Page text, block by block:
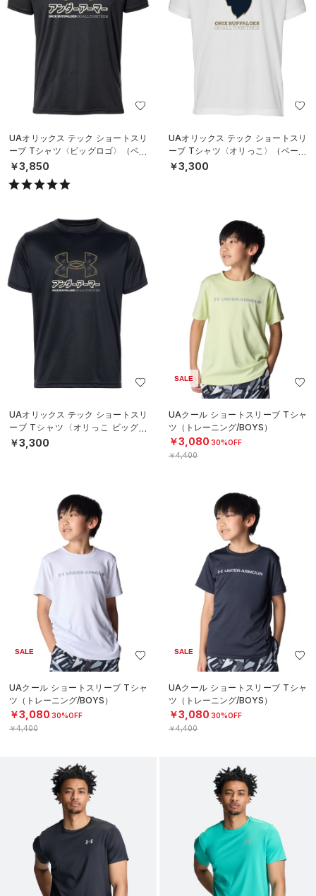
UAオリックス テック ショートスリ
ーブ Tシャツ〈ビッグロゴ〉（ベー
スボール/UNISEX）
￥3,850
UAオリックス テック ショートスリ
ーブ Tシャツ〈オリっこ〉（ベース
ボール/KIDS）
￥3,300
UAオリックス テック ショートスリ
ーブ Tシャツ〈オリっこ ビッグロ
ゴ〉（ベースボール/KIDS）
￥3,300
SALE
UAクール ショートスリーブ Tシャ
ツ（トレーニング/BOYS）
￥3,080 30%OFF
￥4,400
SALE
UAクール ショートスリーブ Tシャ
ツ（トレーニング/BOYS）
￥3,080 30%OFF
￥4,400
SALE
UAクール ショートスリーブ Tシャ
ツ（トレーニング/BOYS）
￥3,080 30%OFF
￥4,400